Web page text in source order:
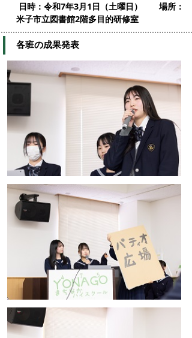
日時：令和7年3月1日（土曜日） 場所：
米子市立図書館2階多目的研修室
各班の成果発表